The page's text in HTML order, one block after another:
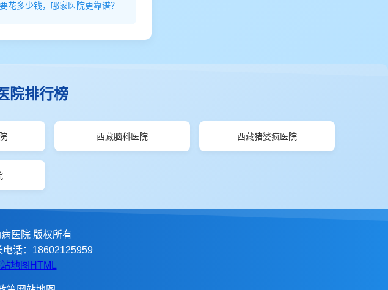
花多少钱，哪家医院更靠谱？
院排行榜
西藏脑科医院 西藏猪婆疯医院
医院 版权所有
话：18602125959
地图HTML